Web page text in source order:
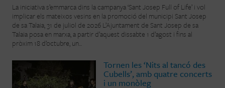
La iniciativa s’emmarca dins la campanya ‘Sant Josep Full of Life’ i vol
implicar els mateixos vesins en la promoció del municipi Sant Josep
de sa Talaia, 31 de juliol de 2026 L’Ajuntament de Sant Josep de sa
Talaia posa en marxa, a partir d’aquest dissabte 1 d’agost i fins al
pròxim 18 d’octubre, un...
Tornen les ‘Nits al tancó des
Cubells’, amb quatre concerts
i un monòleg